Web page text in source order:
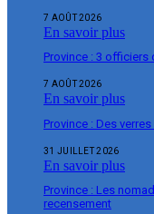
7 AOÛT 2026
En savoir plus
Province : 3 officiers
7 AOÛT 2026
En savoir plus
Province : Des
31 JUILLET 2026
En savoir plus
Province : Les
recensement